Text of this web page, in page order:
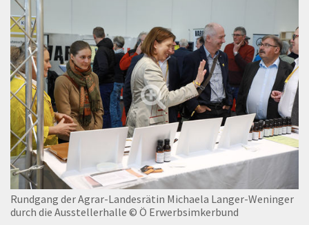
Rundgang der Agrar-Landesrätin Michaela Langer-Weninger
durch die Ausstellerhalle © Ö Erwerbsimkerbund